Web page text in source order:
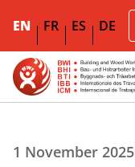
EN FR ES DE
1 November 2025